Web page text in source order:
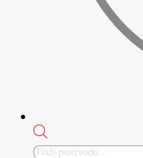
Products